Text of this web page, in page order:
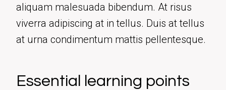
aliquam malesuada bibendum. At risus
viverra adipiscing at in tellus. Duis at tellus
at urna condimentum mattis pellentesque.
Essential learning points